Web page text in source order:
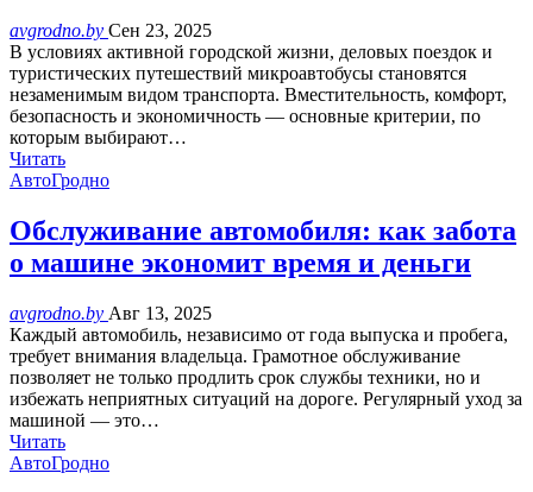
avgrodno.by Сен 23, 2025
В условиях активной городской жизни, деловых поездок и
туристических путешествий микроавтобусы становятся
незаменимым видом транспорта. Вместительность, комфорт,
безопасность и экономичность — основные критерии, по
которым выбирают…
Читать
АвтоГродно
Обслуживание автомобиля: как забота
о машине экономит время и деньги
avgrodno.by Авг 13, 2025
Каждый автомобиль, независимо от года выпуска и пробега,
требует внимания владельца. Грамотное обслуживание
позволяет не только продлить срок службы техники, но и
избежать неприятных ситуаций на дороге. Регулярный уход за
машиной — это…
Читать
АвтоГродно